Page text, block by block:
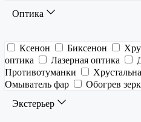
Оптика
Ксенон Биксенон
оптика
Лазерная оптика
Противотуманки
Омыватель фар
Обогрев
Экстерьер